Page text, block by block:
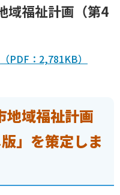
域福祉計画（第4
PDF：2,781KB）
地域福祉計画
」を策定しま